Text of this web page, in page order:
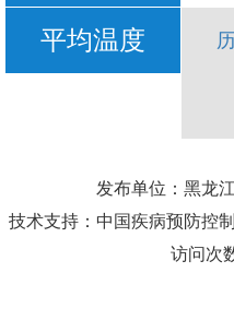
平均温度
发布单位：黑龙
技术支持：中国疾病预防控
访问次